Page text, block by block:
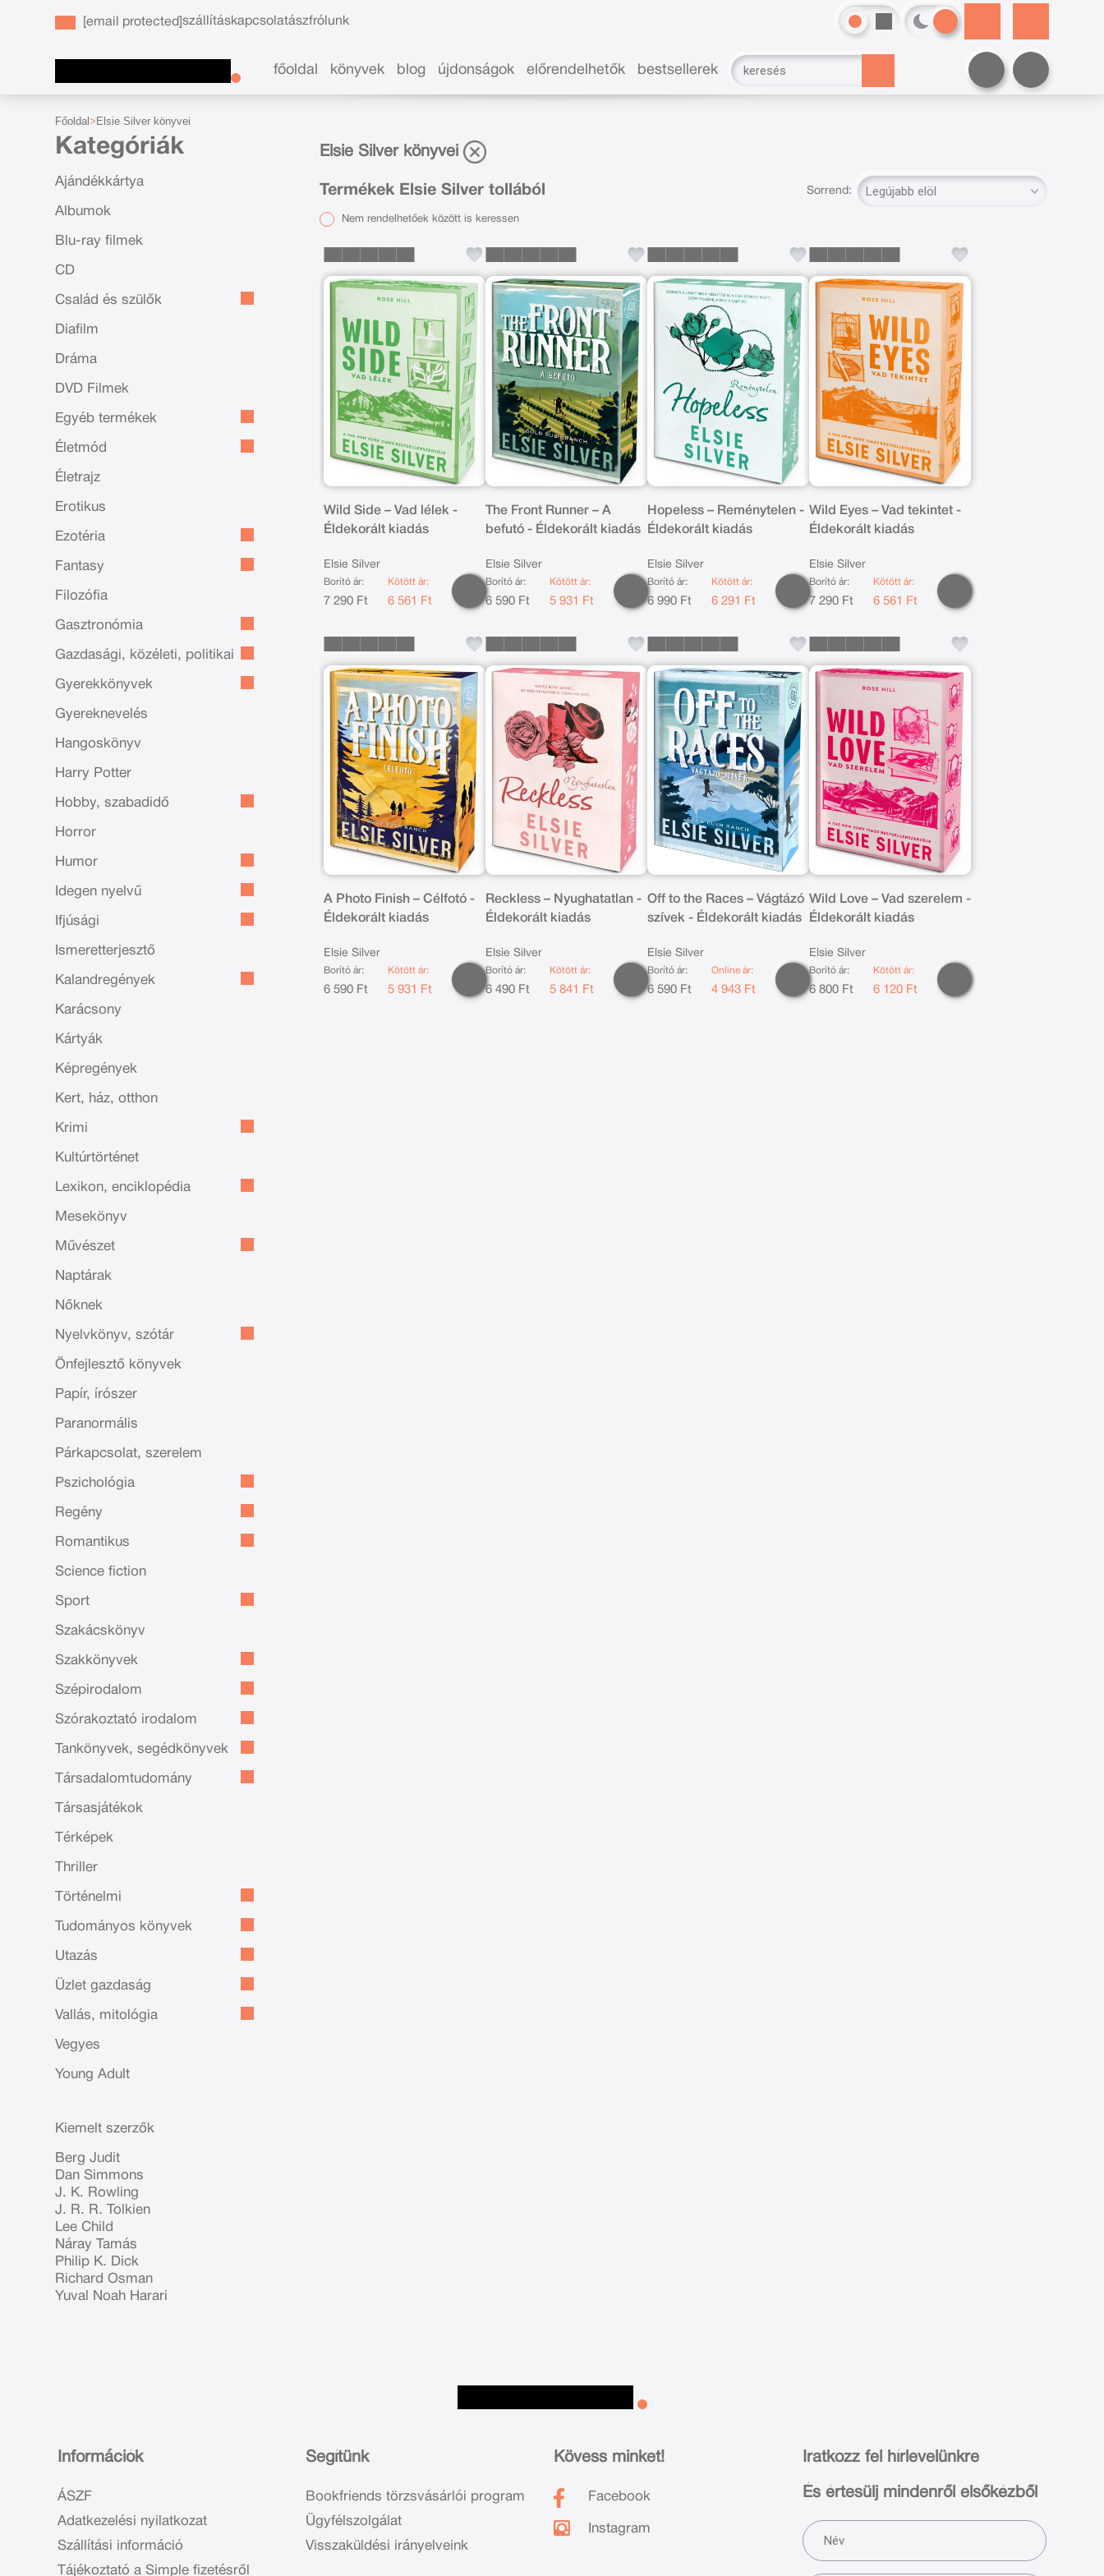
[email protected]szállításkapcsolatászfrólunk
főoldal könyvek blog újdonságok előrendelhetők bestsellerek
Főoldal Elsie Silver könyvei
Kategóriák
Ajándékkártya
Albumok
Blu-ray filmek
CD
Család és szülők
Diafilm
Dráma
DVD Filmek
Egyéb termékek
Életmód
Életrajz
Erotikus
Ezotéria
Fantasy
Filozófia
Gasztronómia
Gazdasági, közéleti, politikai
Gyerekkönyvek
Gyereknevelés
Hangoskönyv
Harry Potter
Hobby, szabadidő
Horror
Humor
Idegen nyelvű
Ifjúsági
Ismeretterjesztő
Kalandregények
Karácsony
Kártyák
Képregények
Kert, ház, otthon
Krimi
Kultúrtörténet
Lexikon, enciklopédia
Mesekönyv
Művészet
Naptárak
Nőknek
Nyelvkönyv, szótár
Önfejlesztő könyvek
Papír, írószer
Paranormális
Párkapcsolat, szerelem
Pszichológia
Regény
Romantikus
Science fiction
Sport
Szakácskönyv
Szakkönyvek
Szépirodalom
Szórakoztató irodalom
Tankönyvek, segédkönyvek
Társadalomtudomány
Társasjátékok
Térképek
Thriller
Történelmi
Tudományos könyvek
Utazás
Üzlet gazdaság
Vallás, mitológia
Vegyes
Young Adult
Kiemelt szerzők
Berg Judit
Dan Simmons
J. K. Rowling
J. R. R. Tolkien
Lee Child
Náray Tamás
Philip K. Dick
Richard Osman
Yuval Noah Harari
Elsie Silver könyvei
Termékek Elsie Silver tollából Sorrend:
Nem rendelhetőek között is keressen
Wild Side – Vad lélek -
Éldekorált kiadás
Elsie Silver
Borító ár:
7 290 Ft
Kötött ár:
6 561 Ft
The Front Runner – A
befutó - Éldekorált kiadás
Elsie Silver
Borító ár:
6 590 Ft
Kötött ár:
5 931 Ft
Hopeless – Reménytelen -
Éldekorált kiadás
Elsie Silver
Borító ár:
6 990 Ft
Kötött ár:
6 291 Ft
Wild Eyes – Vad tekintet -
Éldekorált kiadás
Elsie Silver
Borító ár:
7 290 Ft
Kötött ár:
6 561 Ft
A Photo Finish – Célfotó -
Éldekorált kiadás
Elsie Silver
Borító ár:
6 590 Ft
Kötött ár:
5 931 Ft
Reckless – Nyughatatlan -
Éldekorált kiadás
Elsie Silver
Borító ár:
6 490 Ft
Kötött ár:
5 841 Ft
Off to the Races – Vágtázó
szívek - Éldekorált kiadás
Elsie Silver
Borító ár:
6 590 Ft
Online ár:
4 943 Ft
Wild Love – Vad szerelem -
Éldekorált kiadás
Elsie Silver
Borító ár:
6 800 Ft
Kötött ár:
6 120 Ft
Információk
ÁSZF
Adatkezelési nyilatkozat
Szállítási információ
Tájékoztató a Simple fizetésről
Segítünk
Bookfriends törzsvásárlói program
Ügyfélszolgálat
Visszaküldési irányelveink
Kövess minket!
Facebook
Instagram
Iratkozz fel hírlevelünkre
És értesülj mindenről elsőkézből